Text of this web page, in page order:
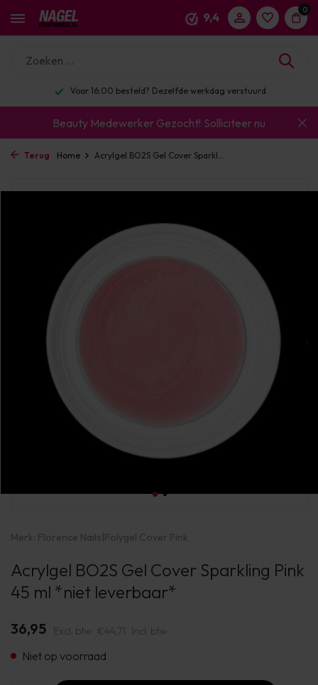
9,4
0
Voor 16:00 besteld? Dezelfde werkdag verstuurd
Beauty Medewerker Gezocht! Solliciteer nu
Terug Home Acrylgel BO2S Gel Cover Sparkl...
Merk: Florence Nails|Polygel Cover Pink
Acrylgel BO2S Gel Cover Sparkling Pink
45 ml *niet leverbaar*
36,95 Excl. btw €44,71 Incl. btw
Niet op voorraad